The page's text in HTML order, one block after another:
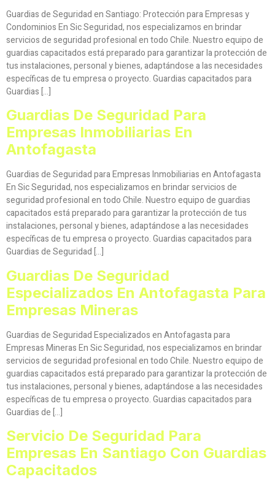
Guardias de Seguridad en Santiago: Protección para Empresas y
Condominios En Sic Seguridad, nos especializamos en brindar
servicios de seguridad profesional en todo Chile. Nuestro equipo de
guardias capacitados está preparado para garantizar la protección de
tus instalaciones, personal y bienes, adaptándose a las necesidades
específicas de tu empresa o proyecto. Guardias capacitados para
Guardias […]
Guardias De Seguridad Para
Empresas Inmobiliarias En
Antofagasta
Guardias de Seguridad para Empresas Inmobiliarias en Antofagasta
En Sic Seguridad, nos especializamos en brindar servicios de
seguridad profesional en todo Chile. Nuestro equipo de guardias
capacitados está preparado para garantizar la protección de tus
instalaciones, personal y bienes, adaptándose a las necesidades
específicas de tu empresa o proyecto. Guardias capacitados para
Guardias de Seguridad […]
Guardias De Seguridad
Especializados En Antofagasta Para
Empresas Mineras
Guardias de Seguridad Especializados en Antofagasta para
Empresas Mineras En Sic Seguridad, nos especializamos en brindar
servicios de seguridad profesional en todo Chile. Nuestro equipo de
guardias capacitados está preparado para garantizar la protección de
tus instalaciones, personal y bienes, adaptándose a las necesidades
específicas de tu empresa o proyecto. Guardias capacitados para
Guardias de […]
Servicio De Seguridad Para
Empresas En Santiago Con Guardias
Capacitados